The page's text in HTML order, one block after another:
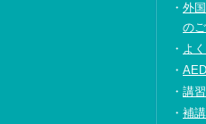
外
の
よ
講
補